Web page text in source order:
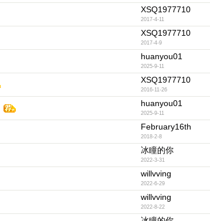
XSQ1977710
2017-4-11
XSQ1977710
2017-4-9
huanyou01
2025-9-11
XSQ1977710
2016-11-26
huanyou01
2025-9-11
February16th
2018-2-8
冰瞳的你
2022-3-31
willvving
2022-6-29
willvving
2022-8-22